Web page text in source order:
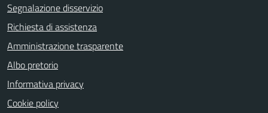
Segnalazione disservizio
Richiesta di assistenza
Amministrazione trasparente
Albo pretorio
Informativa privacy
Cookie policy